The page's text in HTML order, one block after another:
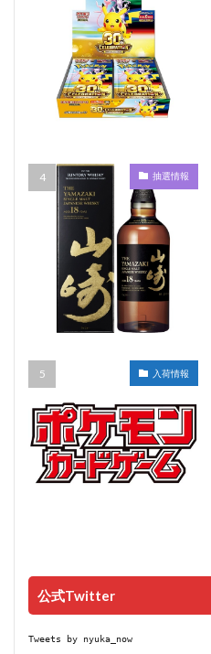
抽選情報
入荷情報
公式Twitter
Tweets by nyuka_now